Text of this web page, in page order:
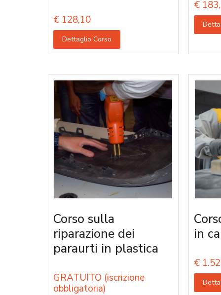
€ 128,10
Dettaglio Corso
€
Corso sulla
riparazione dei
paraurti in plastica
GRATUITO (iscrizione
obbligatoria)
in
€